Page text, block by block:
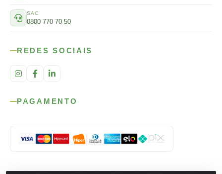
SAC
0800 770 70 50
REDES SOCIAIS
PAGAMENTO